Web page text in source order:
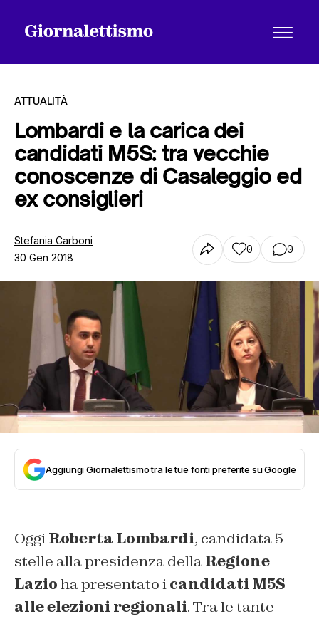
Tutti gli articoli
ATTUALITÀ
Lombardi e la carica dei
candidati M5S: tra vecchie
conoscenze di Casaleggio ed
ex consiglieri
Stefania Carboni
30 Gen 2018
0 0
Aggiungi Giornalettismo tra le tue fonti preferite su Google
OggiRoberta Lombardi, candidata 5
stelle alla presidenza dellaRegione
Lazioha presentato icandidati M5S
alle elezioni regionali. Tra le tante